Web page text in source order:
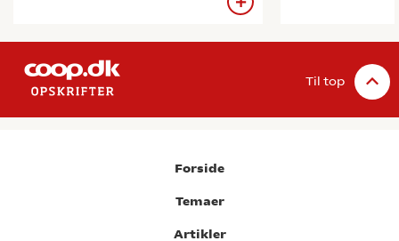
Til top
Forside
Temaer
Artikler